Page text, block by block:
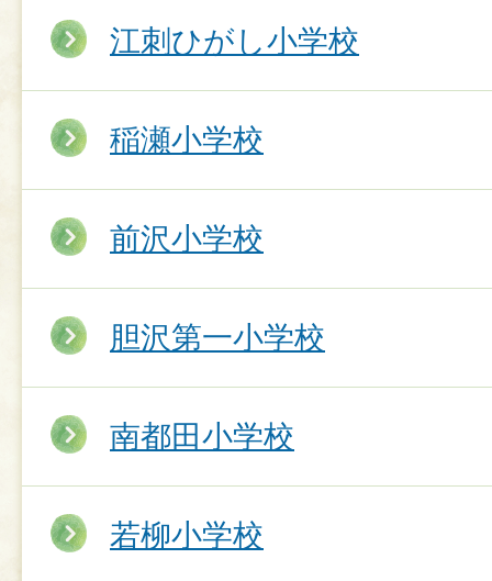
江刺ひがし小学校
稲瀬小学校
前沢小学校
胆沢第一小学校
南都田小学校
若柳小学校